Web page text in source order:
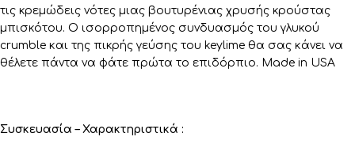
τις κρεμώδεις νότες μιας βουτυρένιας χρυσής κρούστας
μπισκότου. Ο ισορροπημένος συνδυασμός του γλυκού
crumble και της πικρής γεύσης του keylime θα σας κάνει να
θέλετε πάντα να φάτε πρώτα το επιδόρπιο. Made in USA
Συσκευασία – Χαρακτηριστικά :